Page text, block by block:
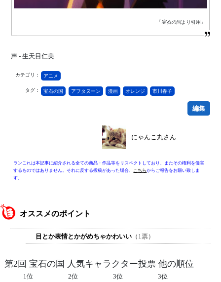
「 宝石の国より引用」
声 - 生天目仁美
カテゴリ： アニメ
タグ： 宝石の国 アフタヌーン 漫画 オレンジ 市川春子
編集
にゃんこ丸さん
ランこれは本記事に紹介される全ての商品・作品等をリスペクトしており、またその権利を侵害
するものではありません。それに反する投稿があった場合、
こちらからご報告をお願い致しま
す。
オススメのポイント
目とか表情とかがめちゃかわいい （1票）
第2回 宝石の国 人気キャラクター投票 他の順位
1位 2位 3位 3位